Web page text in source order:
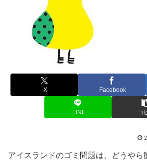
X Facebook
LINE コ
アイスランドのゴミ問題は、どうやら